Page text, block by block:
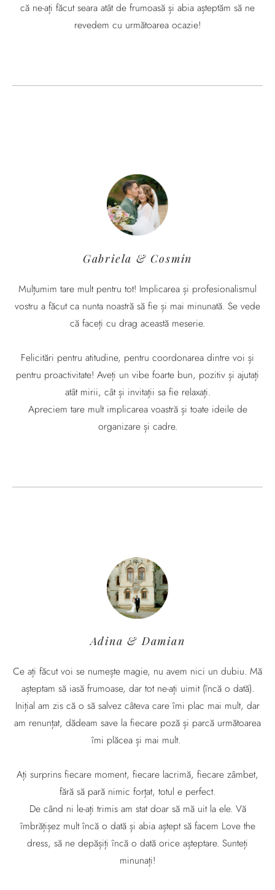
că ne-ați făcut seara atât de frumoasă și abia așteptăm să ne
revedem cu următoarea ocazie!
Gabriela & Cosmin
Mulțumim tare mult pentru tot! Implicarea și profesionalismul
vostru a făcut ca nunta noastră să fie și mai minunată. Se vede
că faceți cu drag această meserie.
Felicitări pentru atitudine, pentru coordonarea dintre voi și
pentru proactivitate! Aveți un vibe foarte bun, pozitiv și ajutați
atât mirii, cât și invitații sa fie relaxați.
Apreciem tare mult implicarea voastră și toate ideile de
organizare și cadre.
Adina & Damian
Ce ați făcut voi se numește magie, nu avem nici un dubiu. Mă
așteptam să iasă frumoase, dar tot ne-ați uimit (încă o dată).
Inițial am zis că o să salvez câteva care îmi plac mai mult, dar
am renunțat, dădeam save la fiecare poză și parcă următoarea
îmi plăcea și mai mult.
Ați surprins fiecare moment, fiecare lacrimă, fiecare zâmbet,
fără să pară nimic forțat, totul e perfect.
De când ni le-ați trimis am stat doar să mă uit la ele. Vă
îmbrățișez mult încă o dată și abia aștept să facem Love the
dress, să ne depășiți încă o dată orice așteptare. Sunteți
minunați!